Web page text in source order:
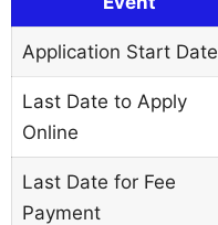
Application Start Date
Last Date to Apply
Online
Last Date for Fee
Payment